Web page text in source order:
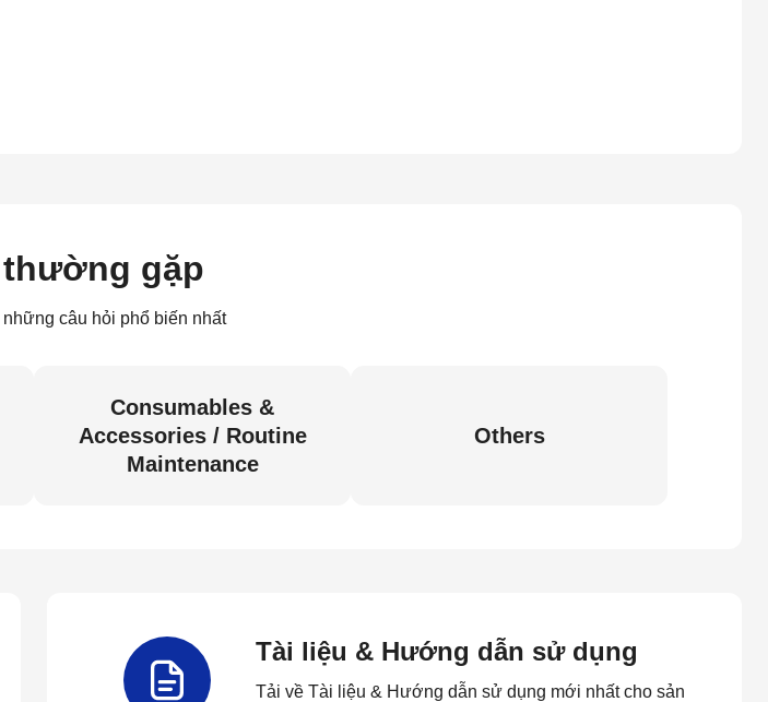
gặp
câu hỏi phổ biến nhất
Consumables &
Accessories / Routine
Maintenance
Others
Tài liệu & Hướng dẫn sử dụng
Tải về Tài liệu & Hướng dẫn sử dụng mới nhất cho sản